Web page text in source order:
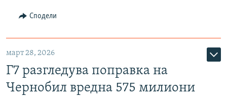
Сподели
март 28, 2026
Г7 разгледува поправка на
Чернобил вредна 575 милиони